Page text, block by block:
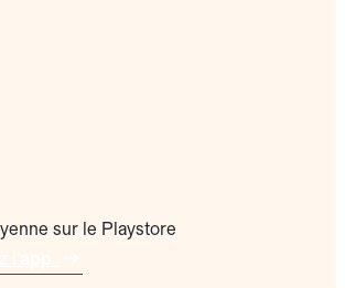
sur le Playstore